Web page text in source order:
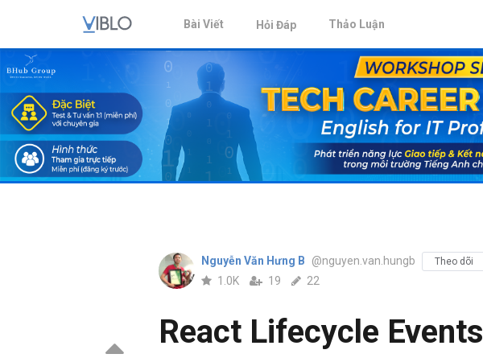
Bài Viết Hỏi Đáp Thảo Luận
Nguyễn Văn Hưng B @nguyen.van.hungb Theo dõi
1.0K 19 22
React Lifecycle Events